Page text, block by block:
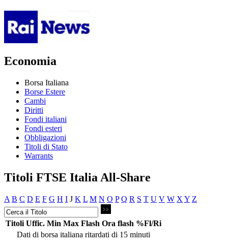
Economia
Borsa Italiana
Borse Estere
Cambi
Diritti
Fondi italiani
Fondi esteri
Obbligazioni
Titoli di Stato
Warrants
Titoli FTSE Italia All-Share
A B C D E F G H I J K L M N O P Q R S T U V W X Y Z
Titoli Uffic. Min Max Flash Ora flash %Fl/Ri
Dati di borsa italiana ritardati di 15 minuti